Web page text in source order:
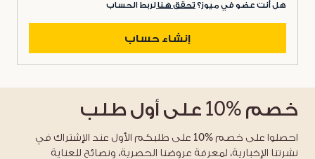
هل أنت عضو في ميوز؟ تحقق هنا لربط الحساب
إنشاء حساب
خصم %10 على أول طلب
احصلوا على خصم %10 على طلبكم الأول عند الإشتراك في
نشرتنا الإخبارية، لمعرفة عروضنا الحصرية، ونصائح للعناية